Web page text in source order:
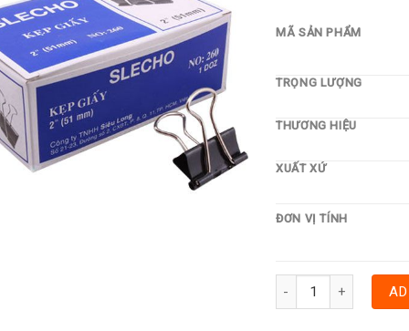
MÃ SẢN PHẨM
TRỌNG LƯỢNG
THƯƠNG HIỆU
XUẤT XỨ
ĐƠN VỊ TÍNH
KẸP BƯỚM SL ECHO